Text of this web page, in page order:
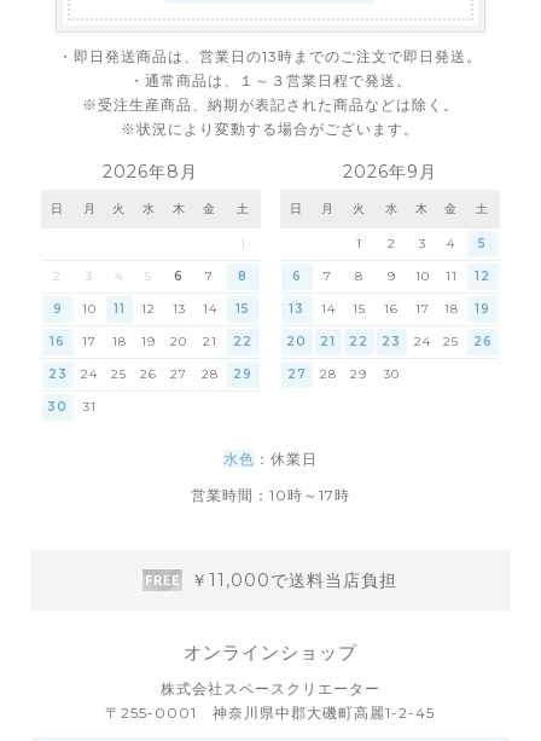
・即日発送商品は、営業日の13時までのご注文で即日発送。
・通常商品は、１～３営業日程で発送。
※受注生産商品、納期が表記された商品などは除く。
※状況により変動する場合がございます。
2026年8月
日 月 火 水 木 金 土
1
2 3 4 5 6 7 8
9 10 11 12 13 14 15
16 17 18 19 20 21 22
23 24 25 26 27 28 29
30 31
2026年9月
日 月 火 水 木 金 土
1 2 3 4 5
6 7 8 9 10 11 12
13 14 15 16 17 18 19
20 21 22 23 24 25 26
27 28 29 30
水色 ：休業日
営業時間：10時～17時
￥11,000で送料当店負担
オンラインショップ
株式会社スペースクリエーター
〒255-0001 神奈川県中郡大磯町高麗1-2-45